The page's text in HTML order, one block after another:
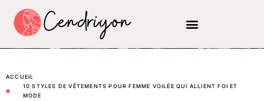
ACCUEIL
10 STYLES DE VÊTEMENTS POUR FEMME VOILÉE QUI ALLIENT FOI ET
MODE